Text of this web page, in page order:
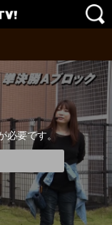
必要です。